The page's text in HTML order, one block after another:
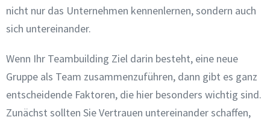
nicht nur das Unternehmen kennenlernen, sondern auch
sich untereinander.
Wenn Ihr Teambuilding Ziel darin besteht, eine neue
Gruppe als Team zusammenzuführen, dann gibt es ganz
entscheidende Faktoren, die hier besonders wichtig sind.
Zunächst sollten Sie Vertrauen untereinander schaffen,